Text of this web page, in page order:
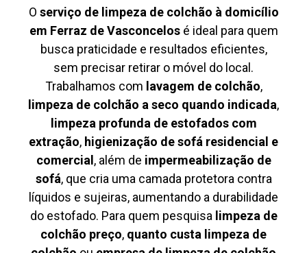
O serviço de limpeza de colchão à domicílio
em Ferraz de Vasconcelosé ideal para quem
busca praticidade e resultados eficientes,
sem precisar retirar o móvel do local.
Trabalhamos com lavagem de colchão,
limpeza de colchão a seco quando indicada,
limpeza profunda de estofados com
extração, higienização de sofá residencial e
comercial , além de impermeabilização de
sofá, que cria uma camada protetora contra
líquidos e sujeiras, aumentando a durabilidade
do estofado. Para quem pesquisa limpeza de
colchão preço, quanto custa limpeza de